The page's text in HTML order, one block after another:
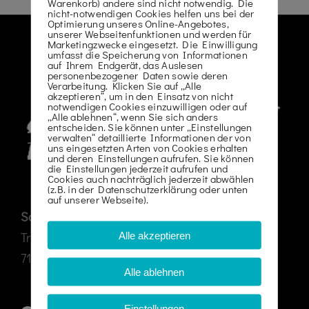
Kontakt
Karriere
07195 / 97 97 32 – 0
Schäfer Gerüstbau GmbH & Co. KG
Traminerweg 15
71364 Winnenden
nicht-notwendigen Cookies helfen uns bei der
Optimierung unseres Online-Angebotes,
unserer Webseitenfunktionen und werden für
Marketingzwecke eingesetzt. Die Einwilligung
umfasst die Speicherung von Informationen
auf Ihrem Endgerät, das Auslesen
personenbezogener Daten sowie deren
Verarbeitung. Klicken Sie auf „Alle
akzeptieren“, um in den Einsatz von nicht
notwendigen Cookies einzuwilligen oder auf
„Alle ablehnen“, wenn Sie sich anders
entscheiden. Sie können unter „Einstellungen
verwalten“ detaillierte Informationen der von
uns eingesetzten Arten von Cookies erhalten
und deren Einstellungen aufrufen. Sie können
die Einstellungen jederzeit aufrufen und
Cookies auch nachträglich jederzeit abwählen
(z.B. in der Datenschutzerklärung oder unten
auf unserer Webseite).
Alle akzeptieren
Alle ablehnen